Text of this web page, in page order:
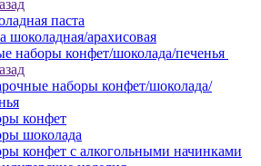
паста
шоколадная/арахисовая
наборы конфет/шоколада/печенья
наборы конфет/шоколада/
конфет
шоколада
конфет с алкогольными начинками